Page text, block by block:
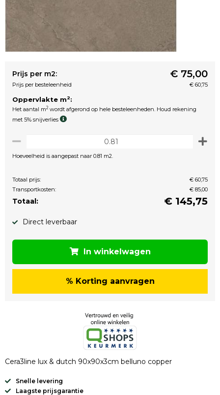
Prijs per m2: € 75,00
Prijs per besteleenheid € 60,75
Oppervlakte m2:
Het aantal m2 wordt afgerond op hele besteleenheden. Houd rekening
met 5% snijverlies
Hoeveelheid is aangepast naar 0.81 m2.
Totaal prijs:
€ 60,75
Transportkosten:
€ 85,00
Totaal: € 145,75
Direct leverbaar
In winkelwagen
% Korting aanvragen
Cera3line lux & dutch 90x90x3cm belluno copper
Snelle levering
Laagste prijsgarantie